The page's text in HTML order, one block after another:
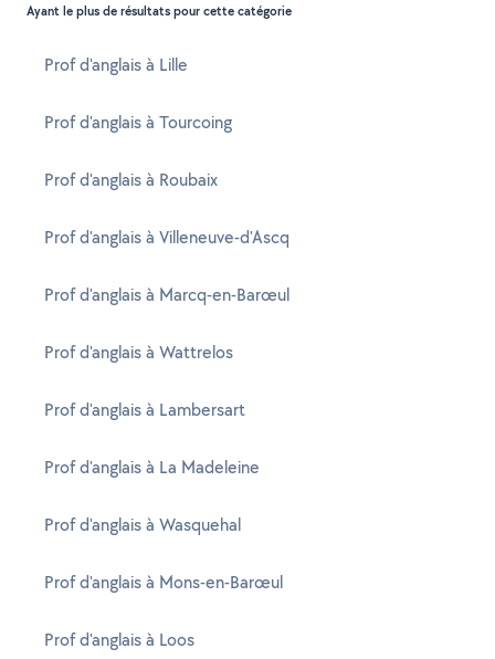
Ayant le plus de résultats pour cette catégorie
Prof d'anglais à Lille
Prof d'anglais à Tourcoing
Prof d'anglais à Roubaix
Prof d'anglais à Villeneuve-d'Ascq
Prof d'anglais à Marcq-en-Barœul
Prof d'anglais à Wattrelos
Prof d'anglais à Lambersart
Prof d'anglais à La Madeleine
Prof d'anglais à Wasquehal
Prof d'anglais à Mons-en-Barœul
Prof d'anglais à Loos